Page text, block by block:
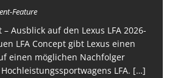
Feature
– Ausblick auf den Lexus LFA 2026-
LFA Concept gibt Lexus einen
einen möglichen Nachfolger
LFA. […]